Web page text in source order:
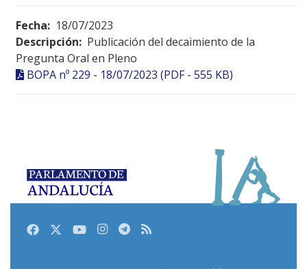
Fecha: 18/07/2023
Descripción: Publicación del decaimiento de la
Pregunta Oral en Pleno
BOPA nº 229 - 18/07/2023 (PDF - 555 KB)
FacebookTwitterYoutubeInstagram
Telegram
RSS